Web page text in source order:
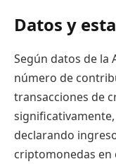
Datos y
Según datos de la
número de
transacciones de
declarando
criptomonedas en